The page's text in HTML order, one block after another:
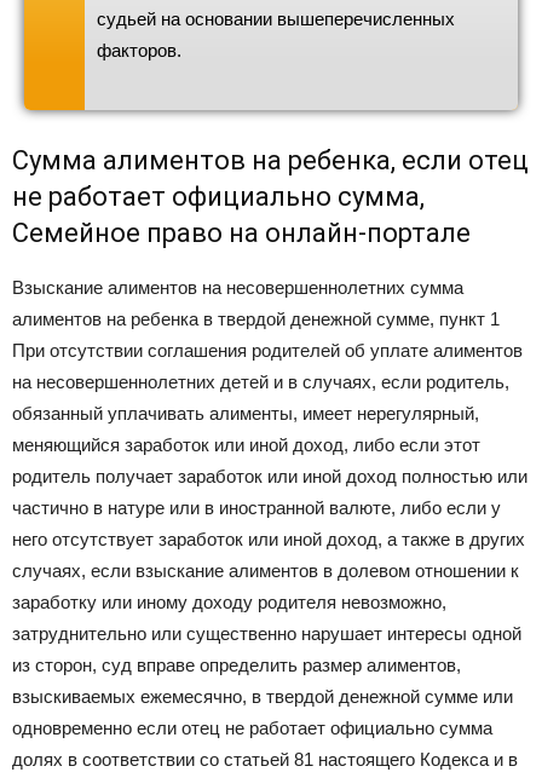
судьей на основании вышеперечисленных
факторов.
Сумма алиментов на ребенка, если отец
не работает официально сумма,
Семейное право на онлайн-портале
Взыскание алиментов на несовершеннолетних сумма
алиментов на ребенка в твердой денежной сумме, пункт 1
При отсутствии соглашения родителей об уплате алиментов
на несовершеннолетних детей и в случаях, если родитель,
обязанный уплачивать алименты, имеет нерегулярный,
меняющийся заработок или иной доход, либо если этот
родитель получает заработок или иной доход полностью или
частично в натуре или в иностранной валюте, либо если у
него отсутствует заработок или иной доход, а также в других
случаях, если взыскание алиментов в долевом отношении к
заработку или иному доходу родителя невозможно,
затруднительно или существенно нарушает интересы одной
из сторон, суд вправе определить размер алиментов,
взыскиваемых ежемесячно, в твердой денежной сумме или
одновременно если отец не работает официально сумма
долях в соответствии со статьей 81 настоящего Кодекса и в